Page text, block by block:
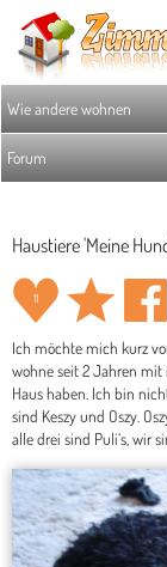
Wie andere wohnen
Forum
Haustiere 'Meine
11
Ich möchte mich kurz
wohne seit 2 Jahren
Haus haben. Ich bin
sind Keszy und Oszy.
alle drei sind Puli‘s, wir